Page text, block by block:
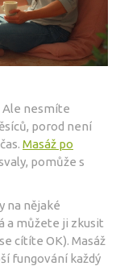
Ale nesmíte
porod není
Masáž po
pomůže s
na nějaké
a můžete ji zkusit
cítíte OK). Masáž
fungování každý